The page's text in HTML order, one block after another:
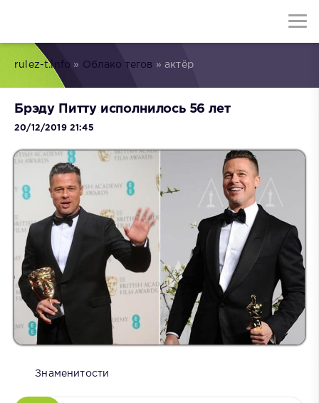
rulez-t.info » Облако тегов » актёр
Брэду Питту исполнилось 56 лет
20/12/2019 21:45
Знаменитости